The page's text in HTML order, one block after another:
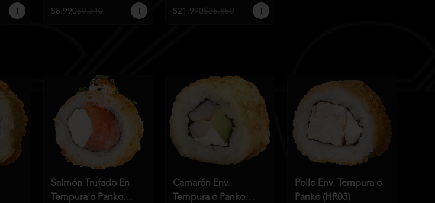
$8.990$9.340 $21.990$25.850
Salmón Trufado En
Tempura o Panko
Camarón Env.
Tempura o Panko
Pollo Env. Tempura o
Panko (HR03)